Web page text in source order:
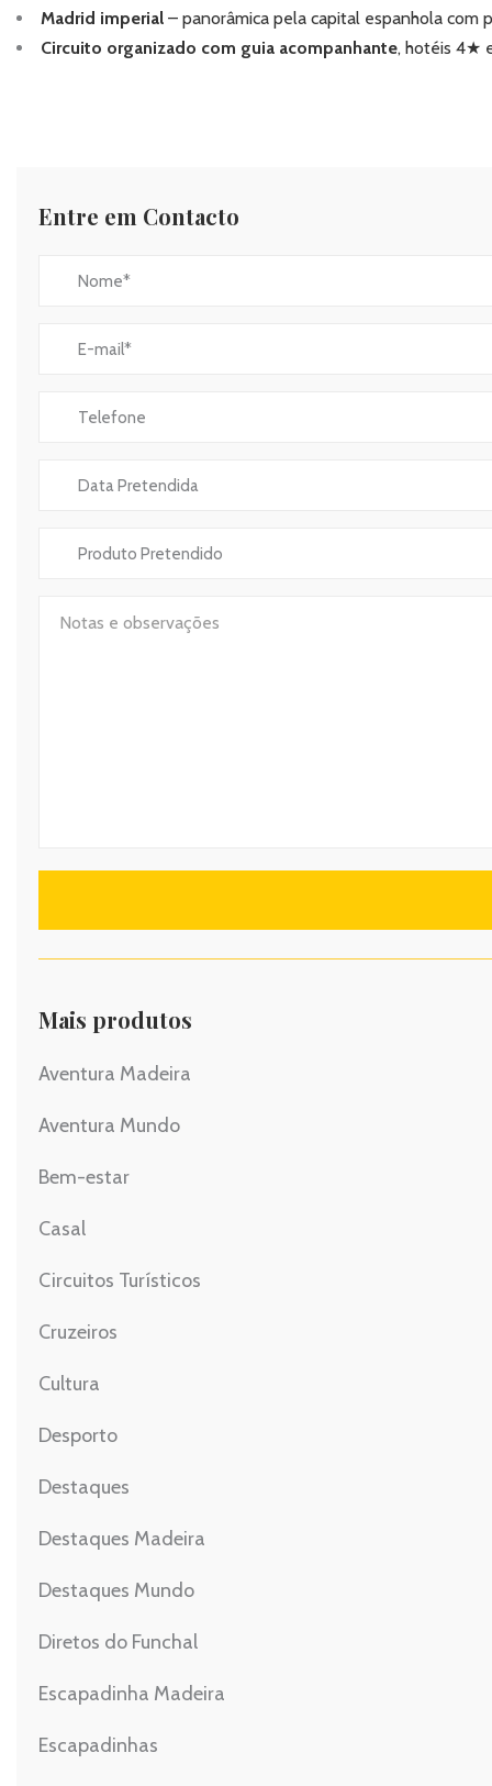
Madrid imperial – panorâmica pela capital espanhola com
Circuito organizado com guia acompanhante, hotéis 4★
Entre em Contacto
Mais produtos
Aventura Madeira
Aventura Mundo
Bem-estar
Casal
Circuitos Turísticos
Cruzeiros
Cultura
Desporto
Destaques
Destaques Madeira
Destaques Mundo
Diretos do Funchal
Escapadinha Madeira
Escapadinhas